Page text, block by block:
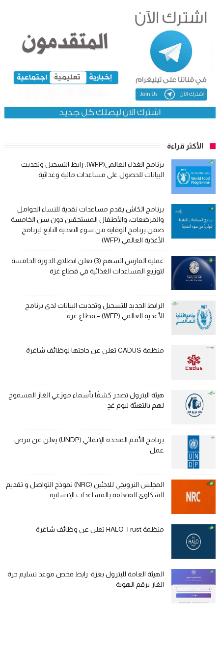
الأكثر قراءة
برنامج الغذاء العالمي(WFP): رابط التسجيل وتحديث
البيانات للحصول على مساعدات مالية وغذائية
برنامج الكاش يقدم مساعدات نقدية للنساء الحوامل
والمرضعات، والأطفال المستحقين دون سن الخامسة
ضمن برنامج الوقاية من سوء التغذية التابع لبرنامج
الأغذية العالمي (WFP)
عملية الفارس الشهم (3) تعلن انطلاق الدورة الخامسة
لتوزيع المساعدات الغذائية في قطاع غزة
الرابط الجديد للتسجيل وتحديث البيانات لدى برنامج
الأغذية العالمي (WFP) – قطاع غزة
منظمة CADUS تعلن عن حاجتها لوظائف شاغرة
هيئة البترول تصدر كشفًا بأسماء موزعي الغاز المسموح
لهم بالتعبئة ليوم غدٍ
برنامج الأمم المتحدة الإنمائي (UNDP) يعلن عن فرص
عمل
المجلس النرويجي للاجئين (NRC) نموذج التواصل و تقديم
الشكاوى المتعلقة بالمساعدات الإنسانية
منظمة HALO Trust تعلن عن وظائف شاغرة
الهيئة العامة للبترول بغزة: رابط فحص موعد تسليم جرة
الغاز برقم الهوية